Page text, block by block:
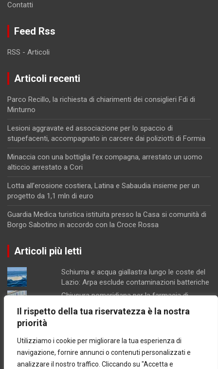
Il rispetto della tua riservatezza è la nostra
priorità
Utilizziamo i cookie per migliorare la tua esperienza di
navigazione, fornire annunci o contenuti personalizzati e
analizzare il nostro traffico. Cliccando su "Accetta e
Contatti
Feed Rss
RSS - Articoli
Articoli recenti
Parco Recillo, la richiesta di chiarimenti dei consiglieri Fdi di
Minturno
Lesioni aggravate ed associazione per lo spaccio di
stupefacenti, accompagnato in carcere dai poliziotti di Formia
Minaccia con una bottiglia l’ex compagna, arrestato un uomo
alticcio arrestato a Cori
Lotta all’erosione costiera, Latina e Sabaudia insieme per un
progetto da 1,1 mln di euro
Guardia Medica turistica istituita presso la Casa si comunità di
Borgo Sabotino in accordo con la Croce Rossa
Articoli più letti
Schiuma e acqua giallastra lungo le coste del
Lazio: Arpa esclude contaminazioni batteriche
Chiusura pomeridiana per la farmacia di
Formia, "manca il personale"
proprietari e progettista
Latina / Piano del fabbisogno del personale,
ok dalla Giunta: in arrivo 30 nuove assunzioni e